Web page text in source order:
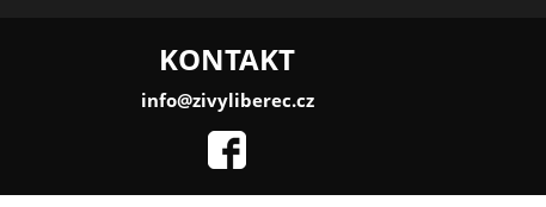
KONTAKT
info@zivyliberec.cz